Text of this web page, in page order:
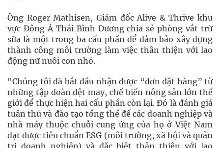
Ông Roger Mathisen, Giám đốc Alive & Thrive khu
vực Đông Á Thái Bình Dương chia sẻ phòng vắt trữ
sữa là một trong ba cấu phần để đảm bảo xây dựng
thành công môi trường làm việc thân thiện với lao
động nữ nuôi con nhỏ.
"Chúng tôi đã bắt đầu nhận được “đơn đặt hàng” từ
những tập đoàn dệt may, chế biến nông sản lớn thế
giới để thực hiện hai cấu phần còn lại. Đó là đánh giá
tuân thủ và đào tạo tổng thể để các doanh nghiệp và
nhà máy thuộc chuỗi cung ứng của họ ở Việt Nam
đạt được tiêu chuẩn ESG (môi trường, xã hội và quản
trị doanh nghiệp) và đặc biệt thân thiện với lao